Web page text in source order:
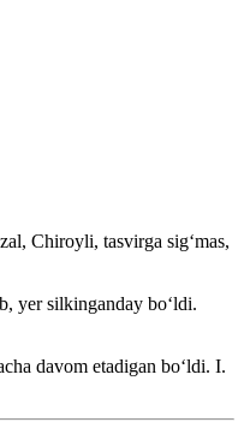
Chiroyli, tasvirga sigʻmas,
yer silkinganday boʻldi.
davom etadigan boʻldi. I.